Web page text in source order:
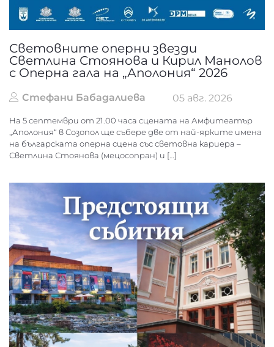
Световните оперни звезди
Светлина Стоянова и Кирил Манолов
с Оперна гала на „Аполония“ 2026
Стефани Бабадалиева 05 авг. 2026
На 5 септември от 21.00 часа сцената на Амфитеатър
„Аполония“ в Созопол ще събере две от най-ярките имена
на българската оперна сцена със световна кариера –
Светлина Стоянова (мецосопран) и […]